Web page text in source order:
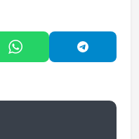
Paylaş
WhatsApp'ta Paylaş